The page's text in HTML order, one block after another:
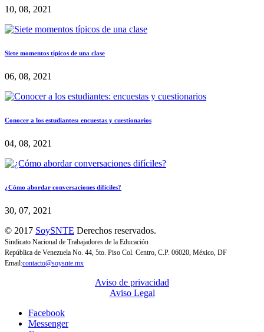
10, 08, 2021
Siete momentos típicos de una clase
06, 08, 2021
Conocer a los estudiantes: encuestas y cuestionarios
04, 08, 2021
¿Cómo abordar conversaciones difíciles?
30, 07, 2021
© 2017 SoySNTE Derechos reservados.
Sindicato Nacional de Trabajadores de la Educación
República de Venezuela No. 44, 5to. Piso Col. Centro, C.P. 06020, México, DF
Email:contacto@soysnte.mx
Aviso de privacidad
Aviso Legal
Facebook
Messenger